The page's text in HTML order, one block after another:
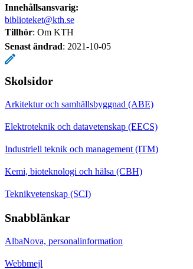
Innehållsansvarig:
biblioteket@kth.se
Tillhör: Om KTH
Senast ändrad: 2021-10-05
Skolsidor
Arkitektur och samhällsbyggnad (ABE)
Elektroteknik och datavetenskap (EECS)
Industriell teknik och management (ITM)
Kemi, bioteknologi och hälsa (CBH)
Teknikvetenskap (SCI)
Snabblänkar
AlbaNova, personalinformation
Webbmejl